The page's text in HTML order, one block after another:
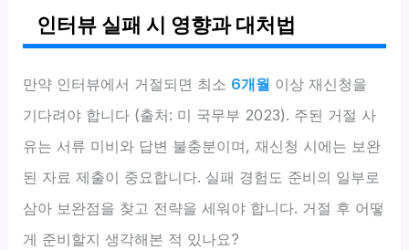
인터뷰 실패 시 영향과 대처법
만약 인터뷰에서 거절되면 최소 6개월 이상 재신청을
기다려야 합니다 (출처: 미 국무부 2023). 주된 거절 사
유는 서류 미비와 답변 불충분이며, 재신청 시에는 보완
된 자료 제출이 중요합니다. 실패 경험도 준비의 일부로
삼아 보완점을 찾고 전략을 세워야 합니다. 거절 후 어떻
게 준비할지 생각해본 적 있나요?